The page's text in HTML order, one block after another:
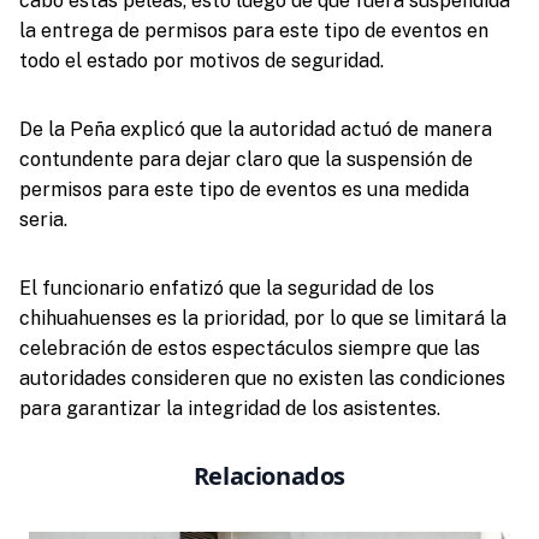
la entrega de permisos para este tipo de eventos en
todo el estado por motivos de seguridad.
De la Peña explicó que la autoridad actuó de manera
contundente para dejar claro que la suspensión de
permisos para este tipo de eventos es una medida
seria.
El funcionario enfatizó que la seguridad de los
chihuahuenses es la prioridad, por lo que se limitará la
celebración de estos espectáculos siempre que las
autoridades consideren que no existen las condiciones
para garantizar la integridad de los asistentes.
Relacionados